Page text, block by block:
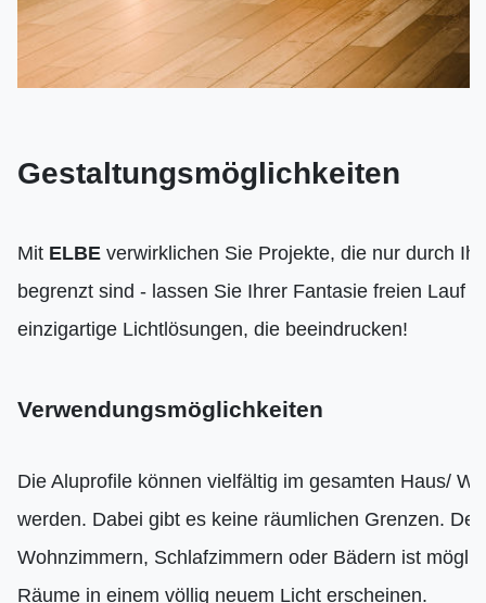
Gestaltungsmöglichkeiten
Mit ELBE verwirklichen Sie Projekte, die nur durch
begrenzt sind - lassen Sie Ihrer Fantasie freien Lauf
einzigartige Lichtlösungen, die beeindrucken!
Verwendungsmöglichkeiten
Die Aluprofile können vielfältig im gesamten Haus/
werden. Dabei gibt es keine räumlichen Grenzen.
Wohnzimmern, Schlafzimmern oder Bädern ist
Räume in einem völlig neuem Licht erscheinen.